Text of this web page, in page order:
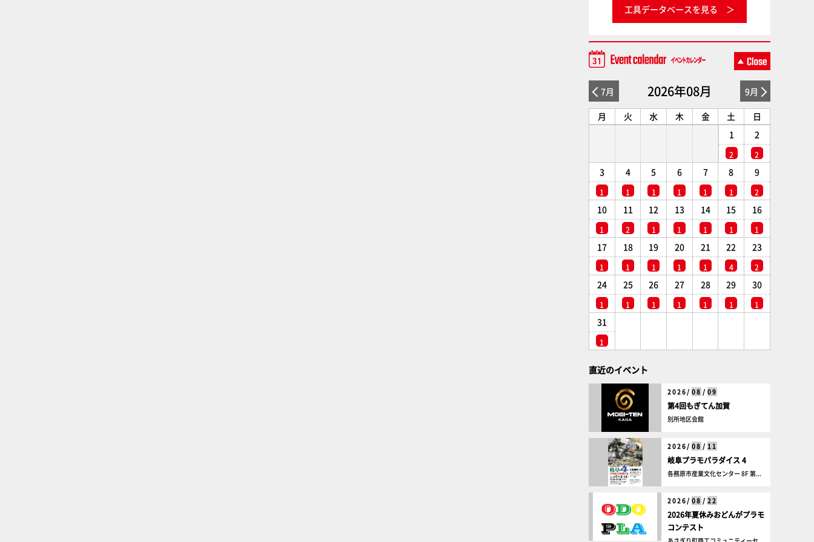
工具データベースを見る
7月 2026年08月 9月
月 火 水 木 金 土
日
1
2
2
2
3
1
4
1
5
1
6
1
7
1
8
1
9
2
10
1
11
2
12
1
13
1
14
1
15
1
16
1
17
1
18
1
19
1
20
1
21
1
22
4
23
2
24
1
25
1
26
1
27
1
28
1
29
1
30
1
31
1
直近のイベント
2026/ 08 / 09
第4回もぎてん加賀
別所地区会館
2026/ 08 / 11
岐阜プラモパラダイス 4
各務原市産業文化センター 8F 第...
2026/ 08 / 22
2026年夏休みおどんがプラモ
コンテスト